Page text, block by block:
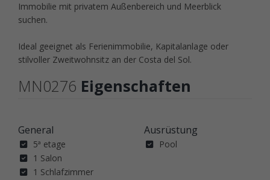
Immobilie mit privatem Außenbereich und Meerblick
suchen.
Ideal geeignet als Ferienimmobilie, Kapitalanlage oder
stilvoller Zweitwohnsitz an der Costa del Sol.
MN0276 Eigenschaften
General
5ª etage
1 Salon
1 Schlafzimmer
Ausrüstung
Pool